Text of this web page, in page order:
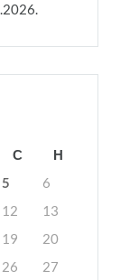
С
Н
5
6
12
13
19
20
26
27